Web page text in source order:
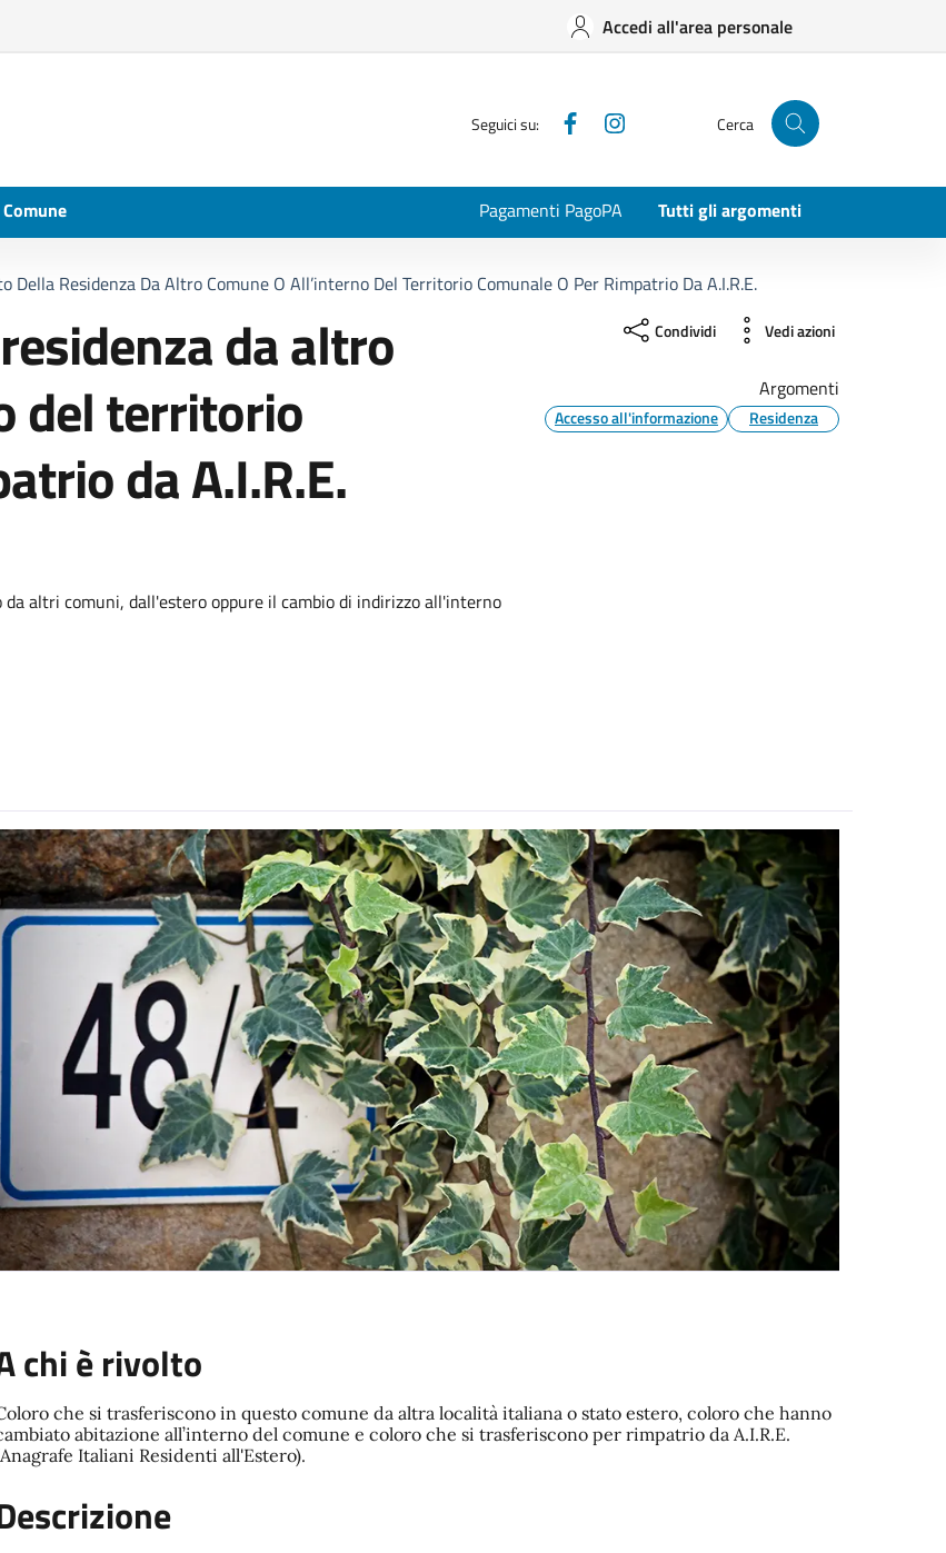
Accedi all'area personale
Seguici su: Facebook Cerca
Pagamenti PagoPA Tutti gli argomenti
Della Residenza Da Altro Comune O All’interno Del Territorio Comunale O Per Rimpatrio Da A.I.R.E.
da altro
del territorio
da A.I.R.E.
altri comuni, dall'estero oppure il cambio di indirizzo all'interno
Condividi Vedi azioni
Argomenti
Accesso all'informazione Residenza
chi è rivolto
che si trasferiscono in questo comune da altra località italiana o stato estero, coloro che hanno
abitazione all’interno del comune e coloro che si trasferiscono per rimpatrio da A.I.R.E.
Italiani Residenti all'Estero).